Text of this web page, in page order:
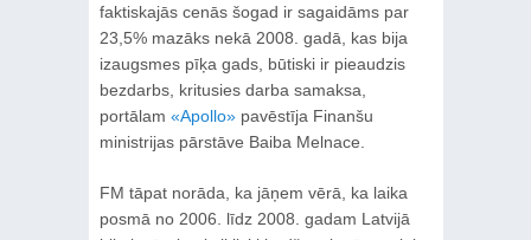
faktiskajās cenās šogad ir sagaidāms par
23,5% mazāks nekā 2008. gadā, kas bija
izaugsmes pīķa gads, būtiski ir pieaudzis
bezdarbs, kritusies darba samaksa,
portālam «Apollo»pavēstīja Finanšu
ministrijas pārstāve Baiba Melnace.
FM tāpat norāda, ka jāņem vērā, ka laika
posmā no 2006. līdz 2008. gadam Latvijā